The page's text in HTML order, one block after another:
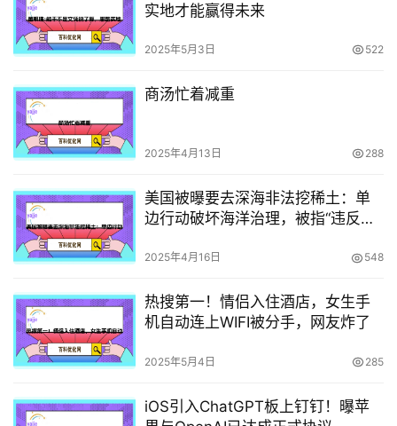
实地才能赢得未来
2025年5月3日 522
商汤忙着减重
2025年4月13日 288
美国被曝要去深海非法挖稀土：单
边行动破坏海洋治理，被指“违反国
2025年4月16日 548
热搜第一！情侣入住酒店，女生手
机自动连上WIFI被分手，网友炸了
2025年5月4日 285
iOS引入ChatGPT板上钉钉！曝苹